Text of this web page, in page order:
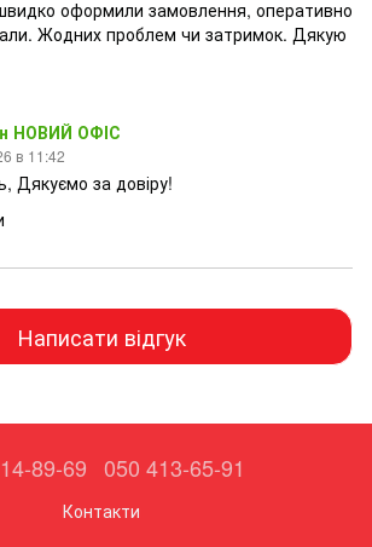
оформили замовлення, оперативно
Жодних проблем чи затримок. Дякую
НОВИЙ ОФІС
в 11:42
Дякуємо за довіру!
Написати відгук
89-69 050 413-65-91
Контакти